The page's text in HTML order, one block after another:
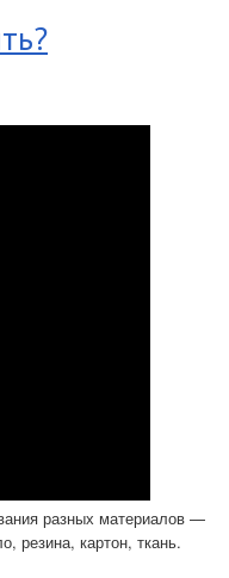
разных материалов —
резина, картон, ткань.